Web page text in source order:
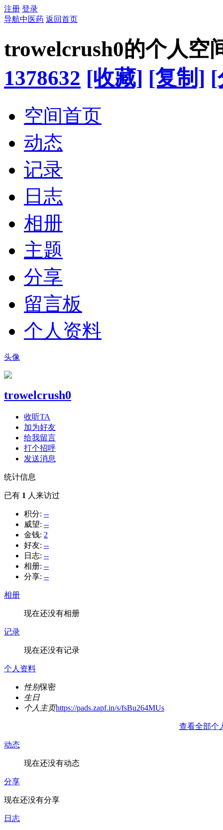
注册 登录
导航中医药 返回首页
trowelcrush0的个人空
1378632 [收藏] [复制] [
空间首页
动态
记录
日志
相册
主题
分享
留言板
个人资料
头像
trowelcrush0
收听TA
加为好友
给我留言
打个招呼
发送消息
统计信息
已有 1 人来访过
积分: --
威望: --
金钱: 2
好友: --
日志: --
相册: --
分享: --
相册
现在还没有相册
记录
现在还没有记录
个人资料
性别保密
生日
个人主页https://pads.zapf.in/s/fsBu264MUs
查看全部个
动态
现在还没有动态
分享
现在还没有分享
日志